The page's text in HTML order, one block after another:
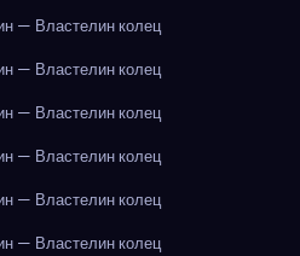
— Властелин колец
— Властелин колец
— Властелин колец
— Властелин колец
— Властелин колец
— Властелин колец